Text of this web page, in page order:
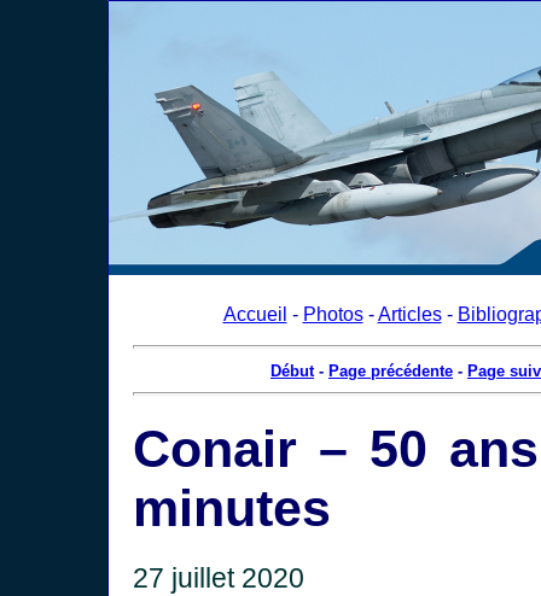
Accueil - Photos-Articles-
Début- Page précédente - Page
Conair – 50
minutes
27 juillet 2020